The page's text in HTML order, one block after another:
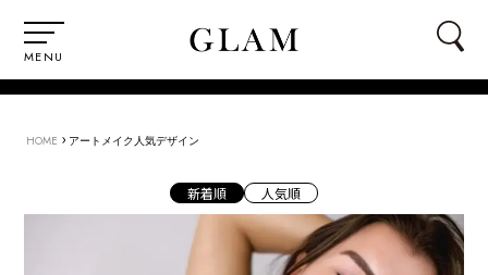
MENU
HOME › アートメイク人気デザイン
新着順 人気順